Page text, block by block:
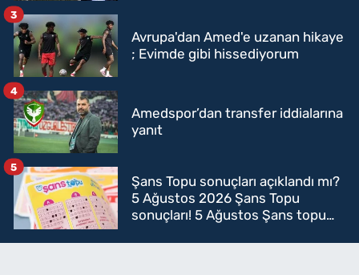
Avrupa'dan Amed'e uzanan hikaye
; Evimde gibi hissediyorum
3
Amedspor’dan transfer iddialarına
yanıt
4
Şans Topu sonuçları açıklandı mı?
5 Ağustos 2026 Şans Topu
sonuçları! 5 Ağustos Şans topu
5